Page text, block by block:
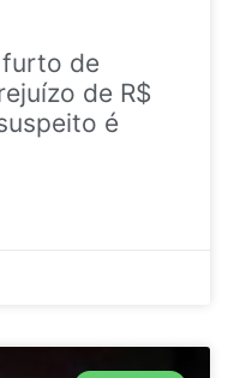
furto de
de R$
é